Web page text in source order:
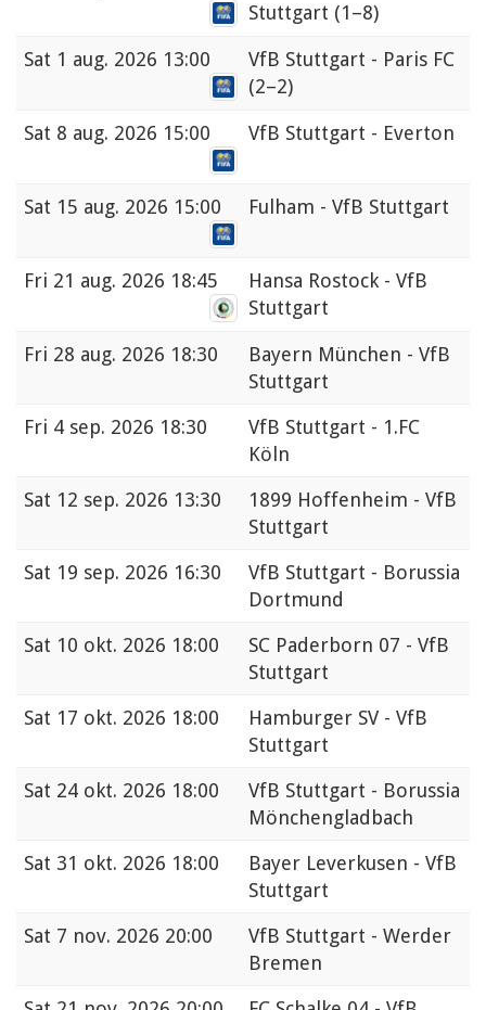
Stuttgart (1–8)
Sat 1 aug. 2026 13:00
VfB Stuttgart - Paris FC
(2–2)
Sat 8 aug. 2026 15:00 VfB Stuttgart - Everton
Sat 15 aug. 2026 15:00 Fulham - VfB Stuttgart
Fri 21 aug. 2026 18:45
Hansa Rostock - VfB
Stuttgart
Fri 28 aug. 2026 18:30
Bayern München - VfB
Stuttgart
Fri 4 sep. 2026 18:30
VfB Stuttgart - 1.FC
Köln
Sat 12 sep. 2026 13:30
1899 Hoffenheim - VfB
Stuttgart
Sat 19 sep. 2026 16:30
VfB Stuttgart - Borussia
Dortmund
Sat 10 okt. 2026 18:00
SC Paderborn 07 - VfB
Stuttgart
Sat 17 okt. 2026 18:00
Hamburger SV - VfB
Stuttgart
Sat 24 okt. 2026 18:00
VfB Stuttgart - Borussia
Mönchengladbach
Sat 31 okt. 2026 18:00
Bayer Leverkusen - VfB
Stuttgart
Sat 7 nov. 2026 20:00
VfB Stuttgart - Werder
Bremen